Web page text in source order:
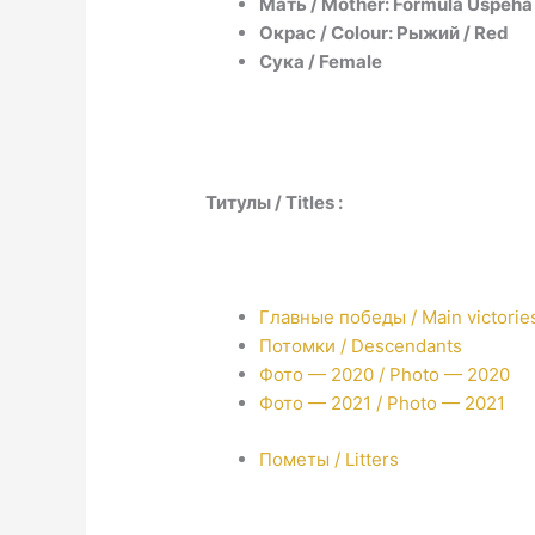
Окрас / Colour: Рыжий / Red
Сука / Female
Титулы / Titles :
Главные победы / Main
Потомки / Descendants
Фото — 2020 / Photo — 2020
Фото — 2021 / Photo — 2021
Пометы / Litters